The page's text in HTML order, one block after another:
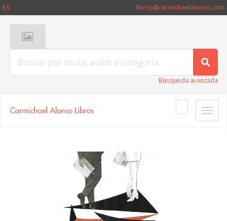
ES libros@carmichaelalonso.com
Búsqueda avanzada
Toggle